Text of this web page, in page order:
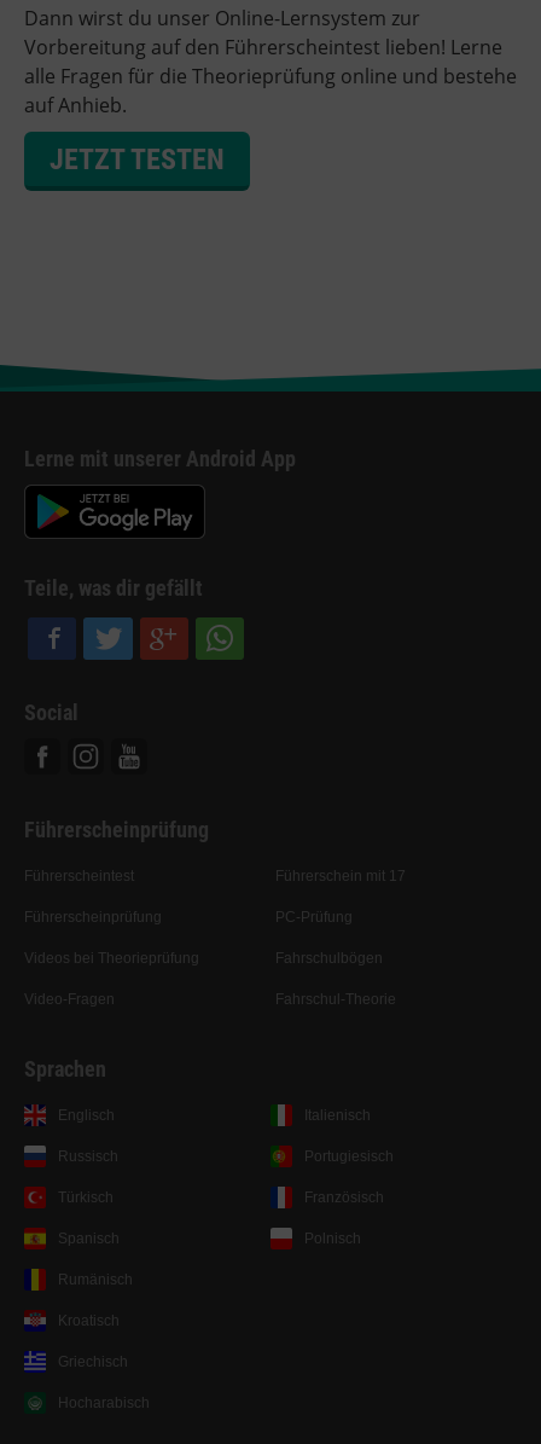
Dann wirst du unser Online-Lernsystem zur
Vorbereitung auf den Führerscheintest lieben! Lerne
alle Fragen für die Theorieprüfung online und bestehe
auf Anhieb.
JETZT TESTEN
Lerne mit unserer Android App
Teile, was dir gefällt
Social
Führerscheinprüfung
Führerscheintest
Führerscheinprüfung
Videos bei Theorieprüfung
Video-Fragen
Führerschein mit 17
PC-Prüfung
Fahrschulbögen
Fahrschul-Theorie
Sprachen
Englisch
Russisch
Türkisch
Spanisch
Italienisch
Portugiesisch
Französisch
Polnisch
Rumänisch
Kroatisch
Griechisch
Hocharabisch